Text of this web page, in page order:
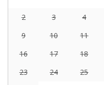
2
3 4
9
10 11
16
17 18
23
24 25